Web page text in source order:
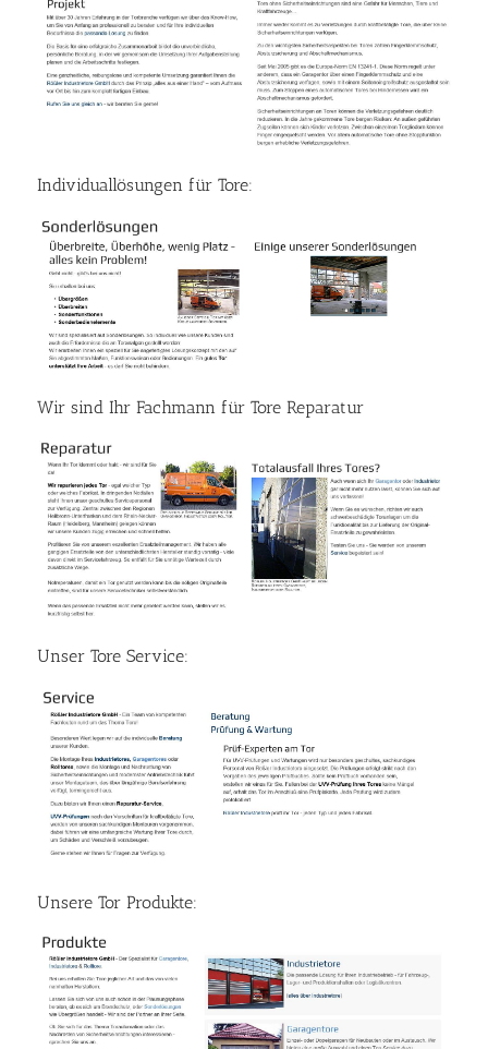
Individuallösungen für Tore:
Wir sind Ihr Fachmann für Tore Reparatur
Unser Tore Service:
Unsere Tor Produkte: